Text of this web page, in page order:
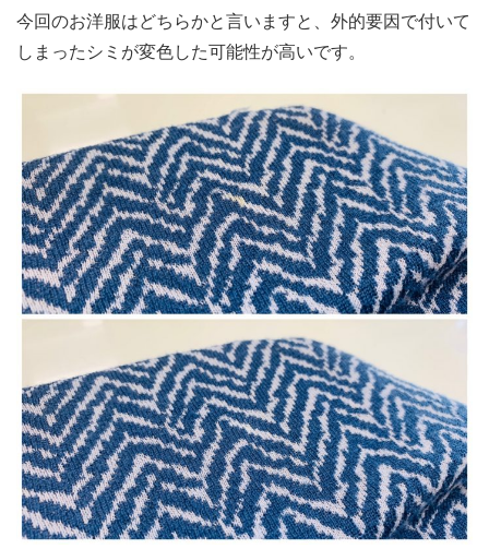
今回のお洋服はどちらかと言いますと、外的要因で付いて
しまったシミが変色した可能性が高いです。